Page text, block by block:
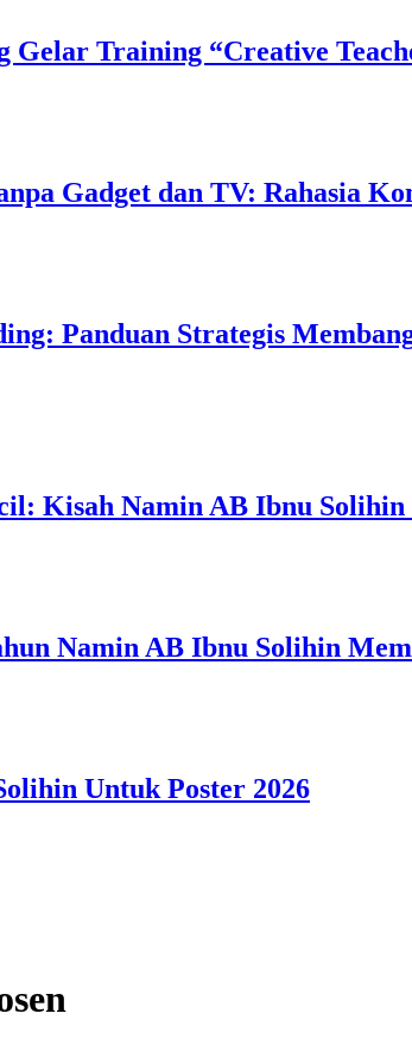
Training “Creative
Gadget dan TV: Rahasia
Panduan Strategis
Kisah Namin AB Ibnu
Namin AB Ibnu Solihin
Untuk Poster 2026